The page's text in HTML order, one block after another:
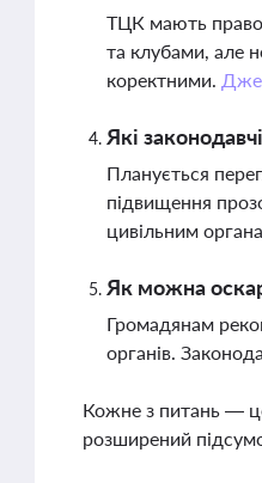
ТЦК мають право
та клубами, але
коректними.
Які
Планується
підвищення
цивільним
Як можна
Громадянам
органів.
Кожне з питань —
розширений